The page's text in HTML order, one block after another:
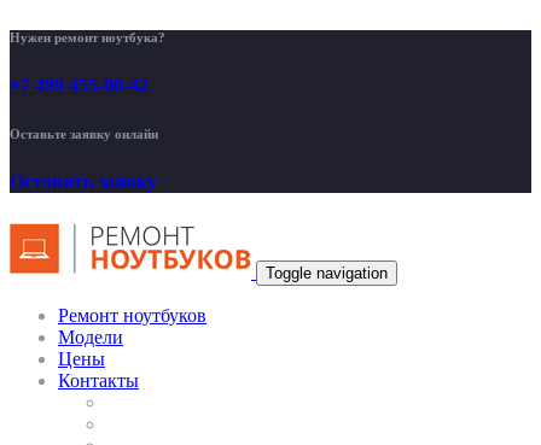
Нужен ремонт ноутбука?
+7 499 455-00-42
Оставьте заявку онлайн
Оставить заявку
Toggle navigation
Ремонт ноутбуков
Модели
Цены
Контакты